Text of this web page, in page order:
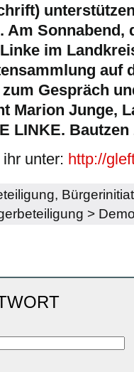
Sonnabend,
im
auf
Gespräch
Marion Junge,
LINKE.
unter: http://
,
>